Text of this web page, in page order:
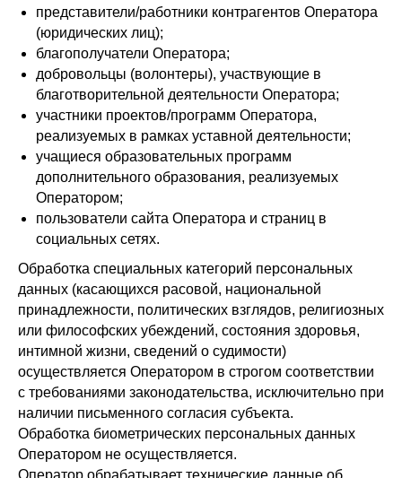
представители/работники контрагентов Оператора
(юридических лиц);
благополучатели Оператора;
добровольцы (волонтеры), участвующие в
благотворительной деятельности Оператора;
участники проектов/программ Оператора,
реализуемых в рамках уставной деятельности;
учащиеся образовательных программ
дополнительного образования, реализуемых
Оператором;
пользователи сайта Оператора и страниц в
социальных сетях.
Обработка специальных категорий персональных
данных (касающихся расовой, национальной
принадлежности, политических взглядов, религиозных
или философских убеждений, состояния здоровья,
интимной жизни, сведений о судимости)
осуществляется Оператором в строгом соответствии
с требованиями законодательства, исключительно при
наличии письменного согласия субъекта.
Обработка биометрических персональных данных
Оператором не осуществляется.
Оператор обрабатывает технические данные об